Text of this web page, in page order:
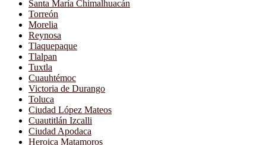
Santa María Chimalhuacán
Torreón
Morelia
Reynosa
Tlaquepaque
Tlalpan
Tuxtla
Cuauhtémoc
Victoria de Durango
Toluca
Ciudad López Mateos
Cuautitlán Izcalli
Ciudad Apodaca
Heroica Matamoros